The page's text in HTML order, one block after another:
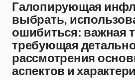
Галопирующая
выбрать,
ошибиться: важная
требующая
рассмотрения
аспектов и